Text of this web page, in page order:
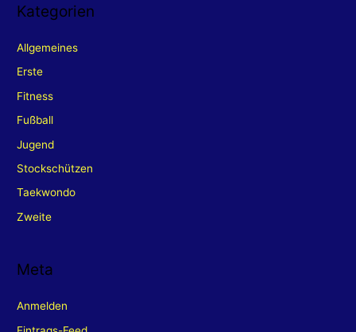
Kategorien
Allgemeines
Erste
Fitness
Fußball
Jugend
Stockschützen
Taekwondo
Zweite
Meta
Anmelden